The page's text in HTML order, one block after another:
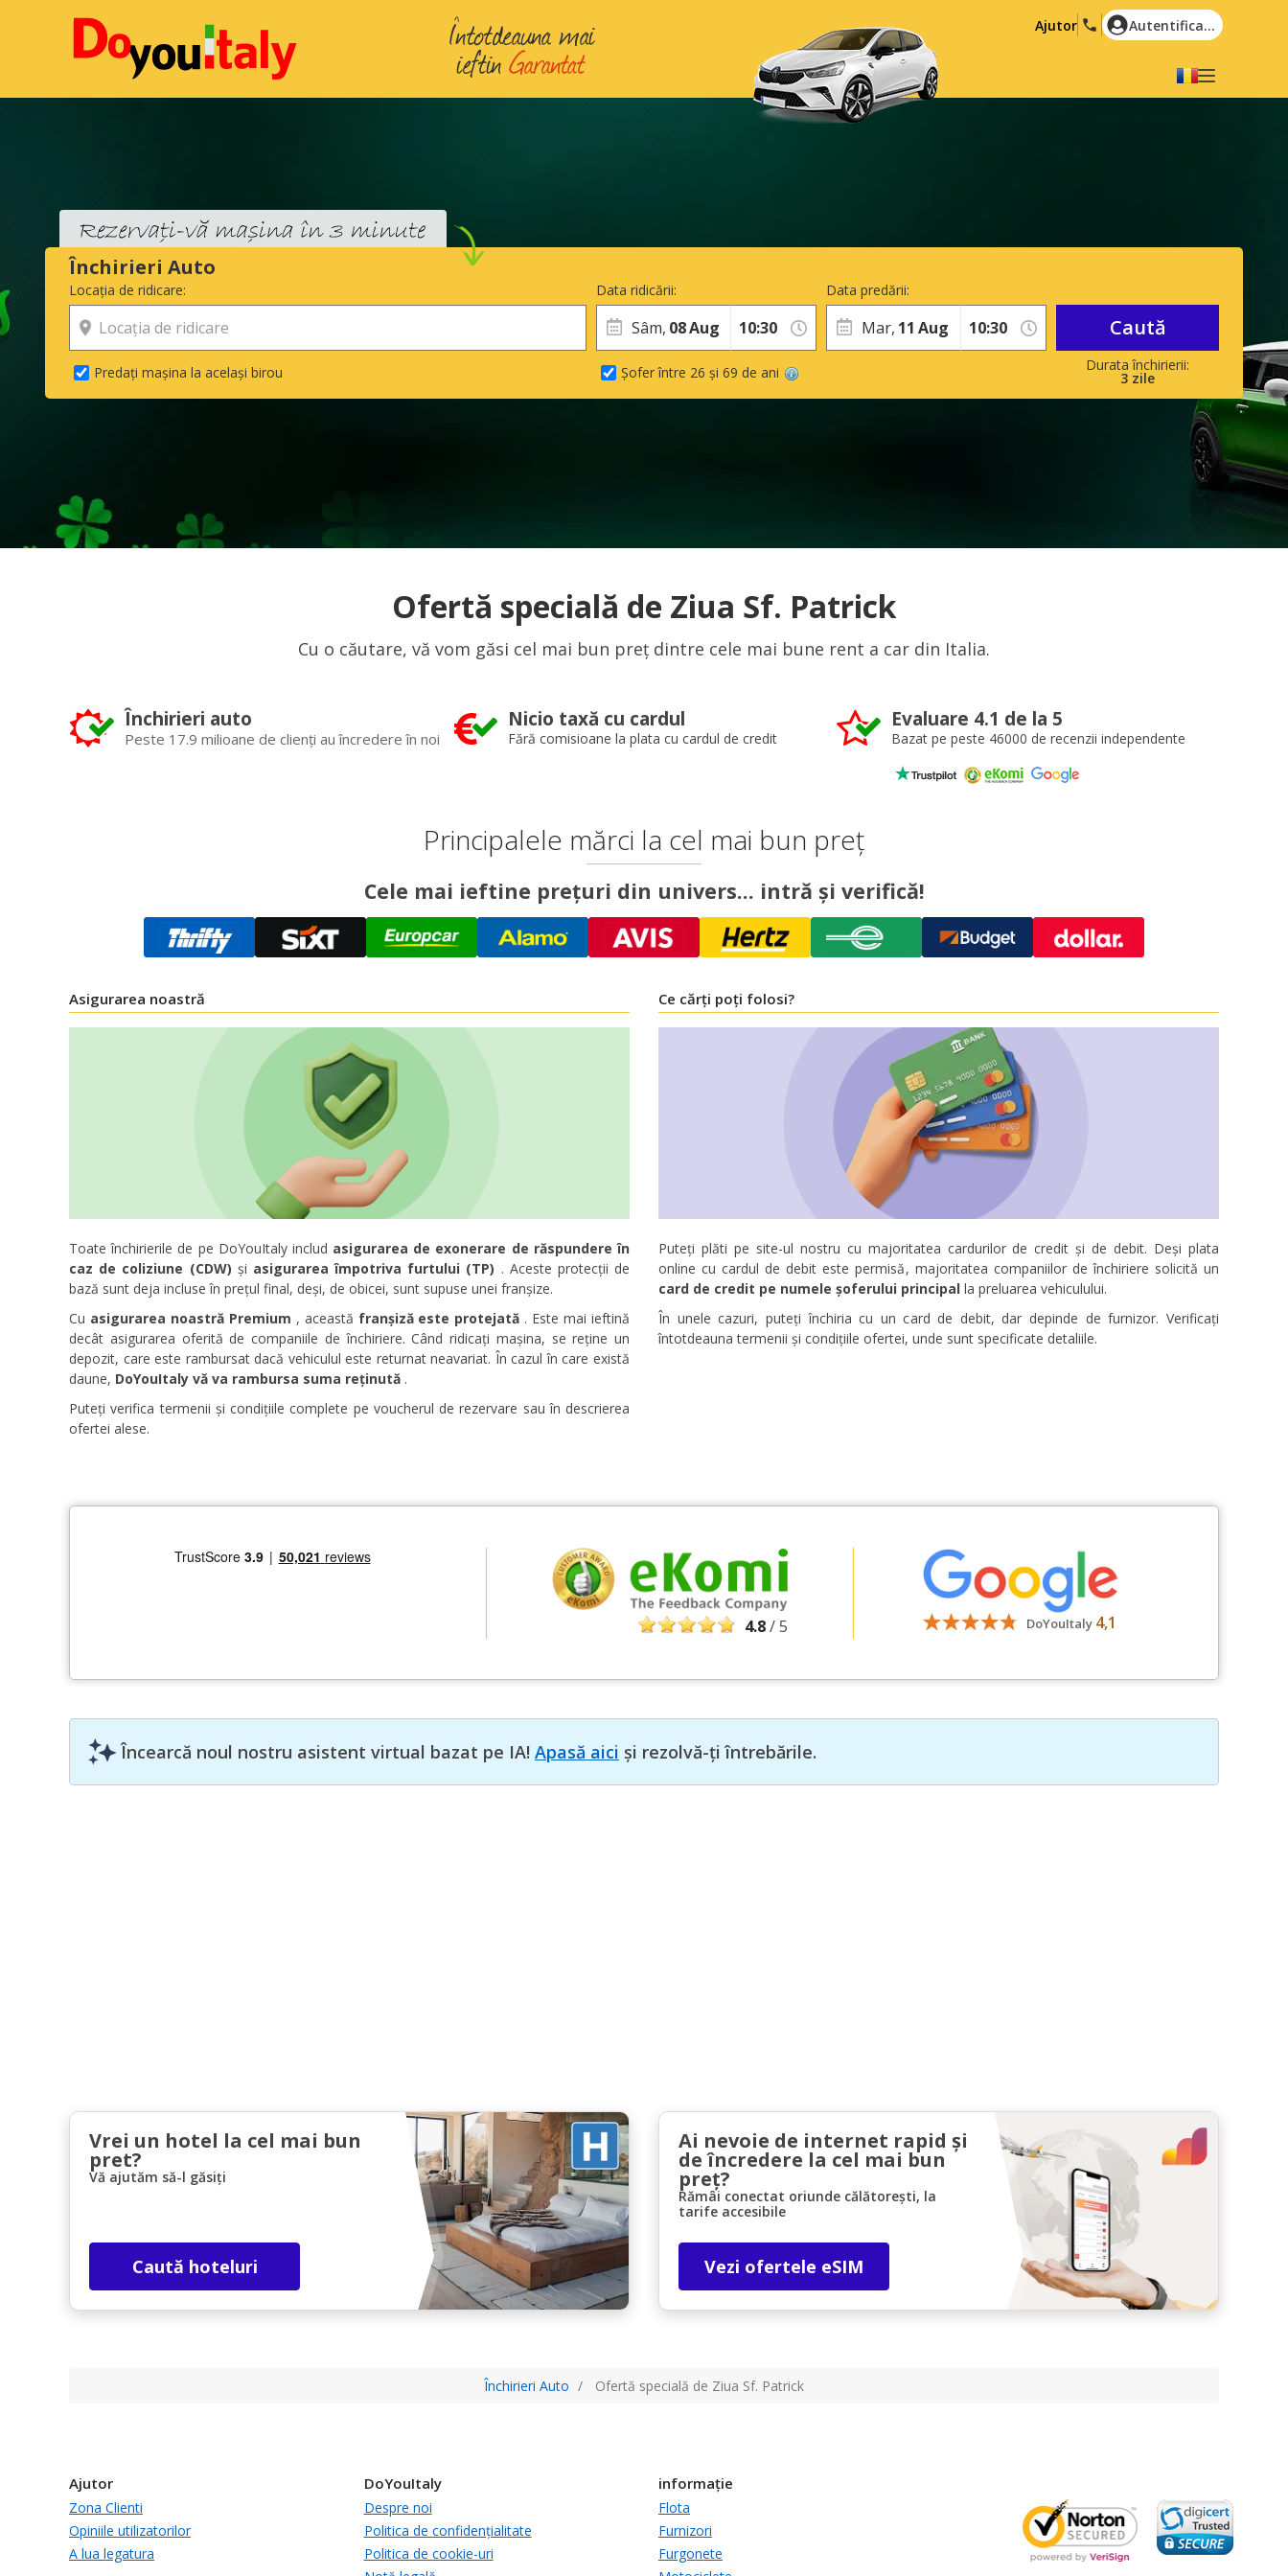
Ajutor Autentificare
Română
Ελληνικά
Русский
Hrvatski
Închirieri Auto
Locația de ridicare:
Predați mașina la același birou
Data ridicării:
Sâm, 08Aug
3 zile
Data predării:
Mar, 11 Aug
Șofer între 26 și 69 de ani
Caută
Ofertă specială de Ziua Sf. Patrick
Cu o căutare, vă vom găsi cel mai bun preț dintre cele mai bune rent a car din Italia.
Închirieri auto
Peste 17.9 milioane de clienți au încredere în noi
Nicio taxă cu cardul
Fără comisioane la plata cu cardul de credit
Evaluare 4.1 de la 5
Bazat pe peste 46000 de recenzii independente
Principalele mărci la cel mai bun preț
Cele mai ieftine prețuri din univers... intră și verifică!
Asigurarea noastră
Toate închirierile de pe DoYouItaly includ asigurarea de exonerare de răspundere în
caz de coliziune (CDW) și asigurarea împotriva furtului (TP) . Aceste protecții de
bază sunt deja incluse în prețul final, deși, de obicei, sunt supuse unei franșize.
Cu asigurarea noastră Premium , această franșiză este protejată . Este mai ieftină
decât asigurarea oferită de companiile de închiriere. Când ridicați mașina, se reține un
depozit, care este rambursat dacă vehiculul este returnat neavariat. În cazul în care există
daune, DoYouItaly vă va rambursa suma reținută .
Puteți verifica termenii și condițiile complete pe voucherul de rezervare sau în descrierea
ofertei alese.
Ce cărți poți folosi?
Puteți plăti pe site-ul nostru cu majoritatea cardurilor de credit și de debit. Deși plata
online cu cardul de debit este permisă, majoritatea companiilor de închiriere solicită un
card de credit pe numele șoferului principal la preluarea vehiculului.
În unele cazuri, puteți închiria cu un card de debit, dar depinde de furnizor. Verificați
întotdeauna termenii și condițiile ofertei, unde sunt specificate detaliile.
4.8/ 5 DoYouItaly 4,1
Încearcă noul nostru asistent virtual bazat pe IA! Apasă aici și rezolvă-ți întrebările.
Vrei un hotel la cel mai bun
pret?
Vă ajutăm să-l găsiți
Caută hoteluri
Ai nevoie de internet rapid și
de încredere la cel mai bun
preț?
Rămâi conectat oriunde călătorești, la
tarife accesibile
Vezi ofertele eSIM
Închirieri Auto Ofertă specială de Ziua Sf. Patrick
Ajutor
Zona Clienti
Opiniile utilizatorilor
A lua legatura
DoYouItaly
Despre noi
Politica de confidențialitate
Politica de cookie-uri
informație
Flota
Furnizori
Furgonete